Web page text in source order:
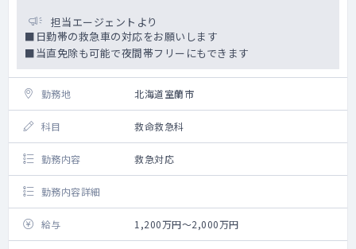
担当エージェントより
■日勤帯の救急車の対応をお願いします
■当直免除も可能で夜間帯フリーにもできます
勤務地 北海道室蘭市
科目 救命救急科
勤務内容 救急対応
勤務内容詳細
給与 1,200万円～2,000万円